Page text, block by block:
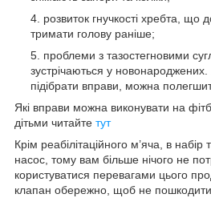
розвиток гнучкості хребта, що
тримати голову раніше;
проблеми з тазостегновими
зустрічаються у
підібрати вправи, можна
Які вправи можна виконувати на
дітьми читайте тут
Крім реабілітаційного м’яча, в
насос, тому вам більше нічого не
користуватися перевагами цього
клапан обережно, щоб не пошкодити